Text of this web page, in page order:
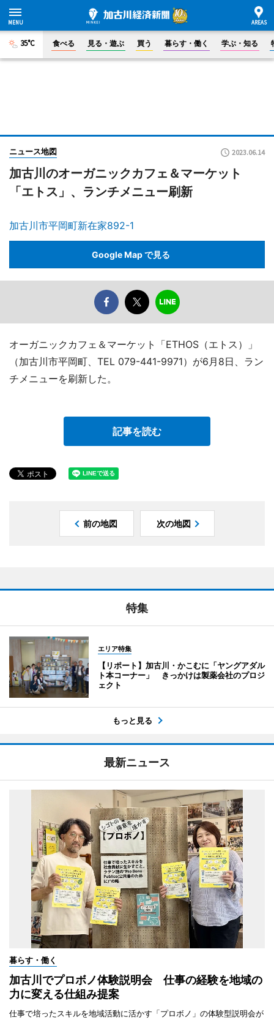
35°C 食べる 見る・遊ぶ 買う 暮らす・働く 学ぶ・知る
ニュース地図 2023.06.14
加古川のオーガニックカフェ＆マーケット
「エトス」、ランチメニュー刷新
加古川市平岡町新在家892-1
Google Map で見る
オーガニックカフェ＆マーケット「ETHOS（エトス）」
（加古川市平岡町、TEL 079-441-9971）が6月8日、ラン
チメニューを刷新した。
記事を読む
前の地図 次の地図
特集
エリア特集
【リポート】加古川・かこむに「ヤングアダル
ト本コーナー」 きっかけは製薬会社のプロジ
ェクト
もっと見る
最新ニュース
暮らす・働く
加古川でプロボノ体験説明会 仕事の経験を地域の
力に変える仕組み提案
仕事で培ったスキルを地域活動に活かす「プロボノ」の体験型説明会が